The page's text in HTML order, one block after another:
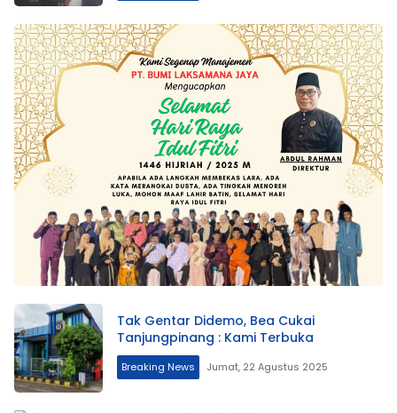
Tak Gentar Didemo, Bea Cukai
Tanjungpinang : Kami Terbuka
Breaking News Jumat, 22 Agustus 2025